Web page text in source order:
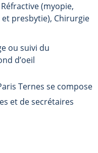
(myopie,
presbytie), Chirurgie
ou suivi du
d’oeil
Ternes se compose
et de secrétaires